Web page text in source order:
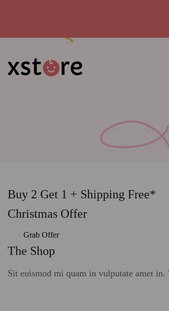
Buy 2 Get 1 + Shipping Free*
Christmas Offer
Grab Offer
The Shop
Sit euismod mi quam in vulputate amet